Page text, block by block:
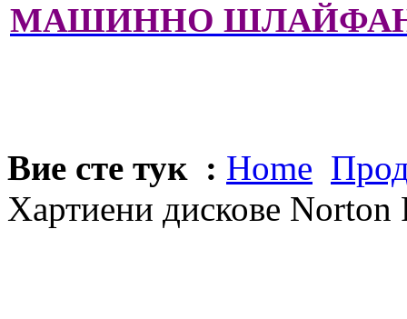
МАШИННО
Вие сте тук : Home
Хартиени дискове